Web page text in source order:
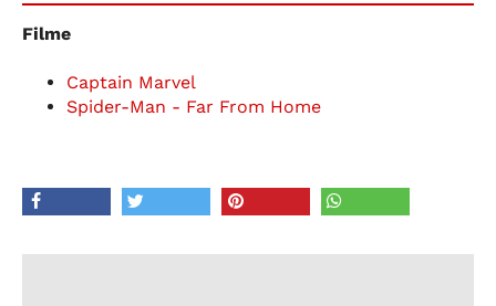
Filme
Captain Marvel
Spider-Man - Far From Home